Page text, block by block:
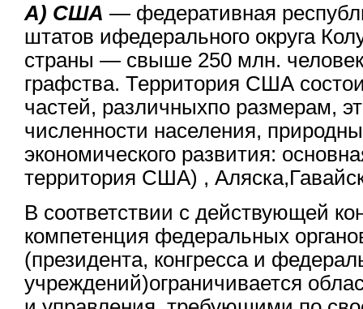
А) США — федеративная
штатов ифедерального округа
страны — свыше 250 млн.
графства. Территория США
частей, различныхпо размерам,
численности населения,
экономического развития:
территория США) ,
В соответствии с действующей
компетенция федеральных
(президента, конгресса и
учреждений)ограничивается